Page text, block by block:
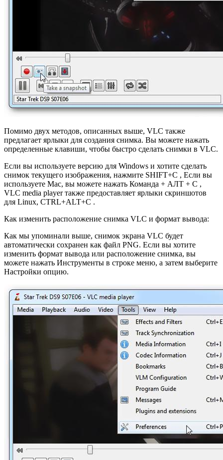
Помимо двух методов, описанных выше, VLC также
предлагает ярлыки для создания снимка. Вы можете нажать
определенные клавиши, чтобы быстро сделать снимки в VLC.
Если вы используете версию для Windows и хотите сделать
снимок текущего изображения, нажмите SHIFT+С , Если вы
используете Mac, вы можете нажать Команда + АЛТ + С ,
VLC media player также предоставляет ярлыки скриншотов
для Linux, CTRL+ALT+С .
Как изменить расположение снимка VLC и формат вывода:
Как мы упоминали выше, снимок экрана VLC будет
автоматически сохранен как файл PNG. Если вы хотите
изменить формат вывода или расположение снимка, вы
можете нажать Инструменты в строке меню, а затем выберите
Настройки опцию.